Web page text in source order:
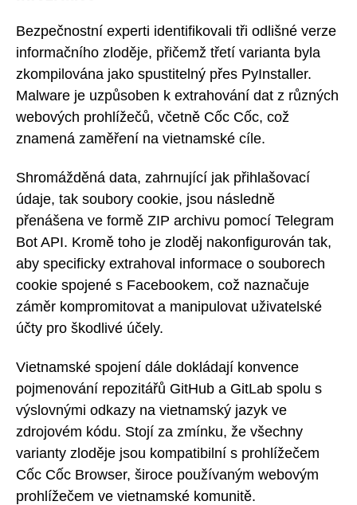
Bezpečnostní experti identifikovali tři odlišné verze
informačního zloděje, přičemž třetí varianta byla
zkompilována jako spustitelný přes PyInstaller.
Malware je uzpůsoben k extrahování dat z různých
webových prohlížečů, včetně Cốc Cốc, což
znamená zaměření na vietnamské cíle.
Shromážděná data, zahrnující jak přihlašovací
údaje, tak soubory cookie, jsou následně
přenášena ve formě ZIP archivu pomocí Telegram
Bot API. Kromě toho je zloděj nakonfigurován tak,
aby specificky extrahoval informace o souborech
cookie spojené s Facebookem, což naznačuje
záměr kompromitovat a manipulovat uživatelské
účty pro škodlivé účely.
Vietnamské spojení dále dokládají konvence
pojmenování repozitářů GitHub a GitLab spolu s
výslovnými odkazy na vietnamský jazyk ve
zdrojovém kódu. Stojí za zmínku, že všechny
varianty zloděje jsou kompatibilní s prohlížečem
Cốc Cốc Browser, široce používaným webovým
prohlížečem ve vietnamské komunitě.